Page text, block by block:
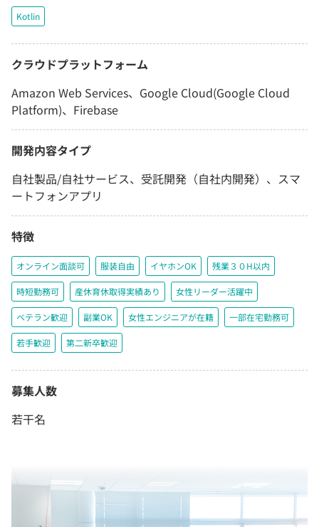
Kotlin
クラウドプラットフォーム
Amazon Web Services、Google Cloud(Google Cloud
Platform)、Firebase
開発内容タイプ
自社製品/自社サービス、受託開発（自社内開発）、スマ
ートフォンアプリ
特徴
オンライン面談可 服装自由 イヤホンOK 残業３０H以内
時短勤務可 産休育休取得実績あり 女性リーダー活躍中
ベテラン歓迎 副業OK 女性エンジニアが在籍 一部在宅勤務可
若手歓迎 第二新卒歓迎
募集人数
若干名